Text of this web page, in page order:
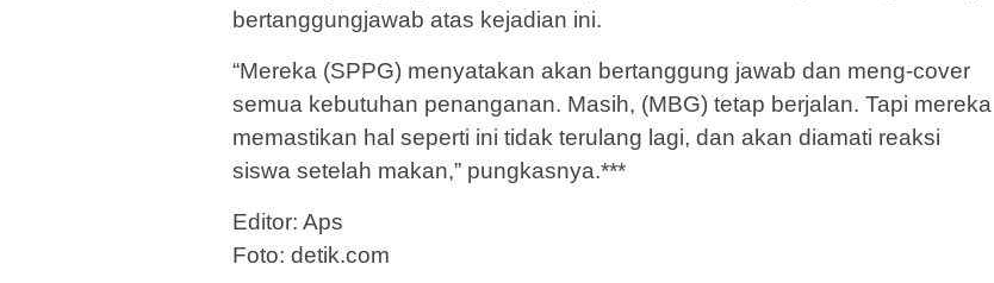
bertanggungjawab atas kejadian ini.
“Mereka (SPPG) menyatakan akan bertanggung jawab dan meng-cover
semua kebutuhan penanganan. Masih, (MBG) tetap berjalan. Tapi mereka
memastikan hal seperti ini tidak terulang lagi, dan akan diamati reaksi
siswa setelah makan,” pungkasnya.***
Editor: Aps
Foto: detik.com